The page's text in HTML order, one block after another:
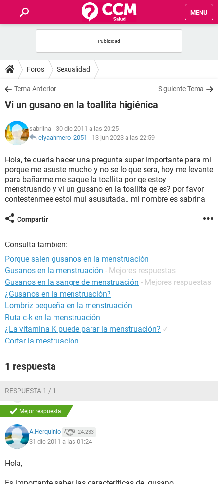
MENU
FOROS
SALUD
FAMILIA
NUTRICIÓN
BIENESTAR
SEXUALIDAD
GLOSARIO
Foros Sexualidad
Tema Anterior Siguiente Tema
Vi un gusano en la toallita higiénica
sabriina - 30 dic 2011 a las 20:25
elyaahmero_2051 - 13 jun 2023 a las 22:59
Hola, te queria hacer una pregunta super importante para mi
porque me asuste mucho y no se lo que sera, hoy me levante
para bañarme me saque la toallita por qe estoy
menstruando y vi un gusano en la toallita qe es? por favor
contestenmee estoi mui asusutada.. mi nombre es sabrina
Compartir
Consulta también:
Porque salen gusanos en la menstruación
Gusanos en la menstruación - Mejores respuestas
Gusanos en la sangre de menstruación - Mejores respuestas
¿Gusanos en la menstruación?
Lombriz pequeña en la menstruación
Ruta c-k en la menstruación
¿La vitamina K puede parar la menstruación? ✓
Cortar la mestruacion
1 respuesta
RESPUESTA 1 / 1
Mejor respuesta
A.Herquinio 24.233
31 dic 2011 a las 01:24
Hola,